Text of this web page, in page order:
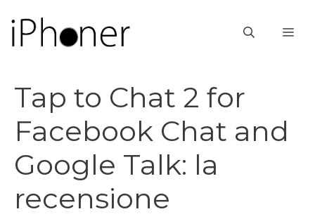
contenuto
Tap to Chat 2 for
Facebook Chat and
Google Talk: la
recensione